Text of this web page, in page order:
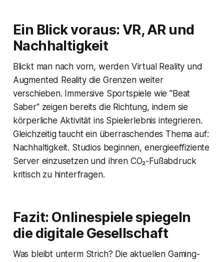
Ein Blick voraus: VR, AR und
Nachhaltigkeit
Blickt man nach vorn, werden Virtual Reality und
Augmented Reality die Grenzen weiter
verschieben. Immersive Sportspiele wie "Beat
Saber" zeigen bereits die Richtung, indem sie
körperliche Aktivität ins Spielerlebnis integrieren.
Gleichzeitig taucht ein überraschendes Thema auf:
Nachhaltigkeit. Studios beginnen, energieeffiziente
Server einzusetzen und ihren CO₂-Fußabdruck
kritisch zu hinterfragen.
Fazit: Onlinespiele spiegeln
die digitale Gesellschaft
Was bleibt unterm Strich? Die aktuellen Gaming-